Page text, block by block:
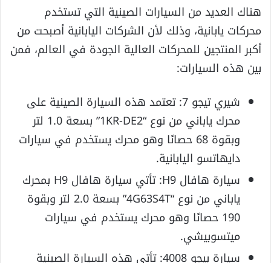
هناك العديد من السيارات الصينية التي تستخدم
محركات يابانية، وذلك لأن الشركات اليابانية أصبحت من
أكبر المنتجين للمحركات العالية الجودة في العالم، فمن
بين هذه السيارات:
شيري تيجو 7: تعتمد هذه السيارة الصينية على
محرك ياباني من نوع “1KR-DE2” بسعة 1.0 لتر
وبقوة 68 حصانًا وهو محرك يستخدم في سيارات
دايهاتسو اليابانية.
سيارة هافال H9: تأتي سيارة هافال H9 بمحرك
ياباني من نوع “4G63S4T” بسعة 2.0 لتر وبقوة
190 حصانًا وهو محرك يستخدم في سيارات
ميتسوبيشي.
سيارة بيجو 4008: تأتي هذه السيارة الصينية